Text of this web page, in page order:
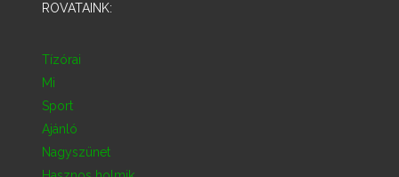
ROVATAINK:
Tízórai
Mi
Sport
Ajánló
Nagyszünet